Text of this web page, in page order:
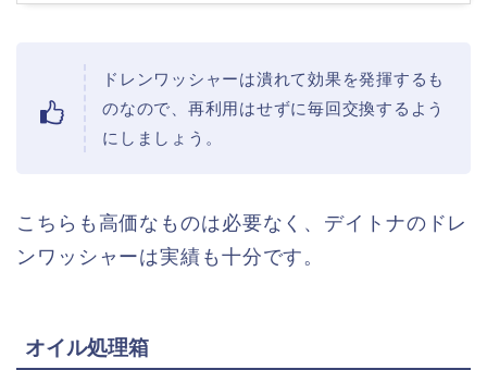
ドレンワッシャーは潰れて効果を発揮するも
のなので、再利用はせずに毎回交換するよう
にしましょう。
こちらも高価なものは必要なく、デイトナのドレ
ンワッシャーは実績も十分です。
オイル処理箱